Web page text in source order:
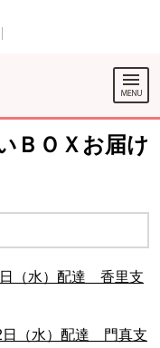
ＯＸお届け
（水）配達 香里支
（水）配達 門真支